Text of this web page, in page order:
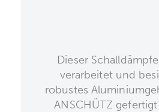
Dieser
verarbeitet und
robustes
ANSCHÜTZ